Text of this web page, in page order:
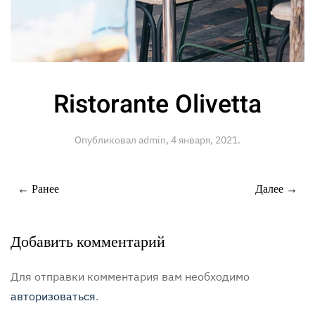
Ristorante Olivetta
Опубликовал admin, 4 января, 2021.
← Ранее Далее →
Добавить комментарий
Для отправки комментария вам необходимо
авторизоваться.